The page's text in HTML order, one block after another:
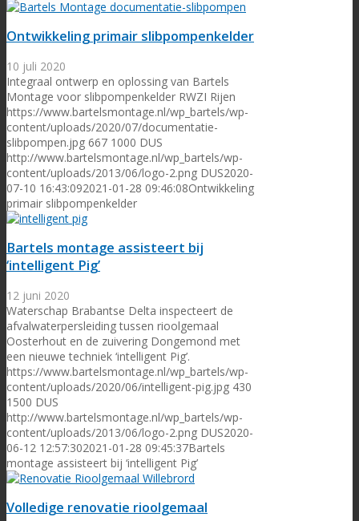
Ontwikkeling primair slibpompenkelder
10 juli 2020
Integraal ontwerp en oplossing van Bartels
Montage voor slibpompenkelder RWZI Rijen
https://www.bartelsmontage.nl/wp_bartels/wp-
content/uploads/2020/07/documentatie-
slibpompen.jpg 667 1000 DUS
http://www.bartelsmontage.nl/wp_bartels/wp-
content/uploads/2013/06/logo-2.png DUS2020-
07-10 16:43:092021-01-28 09:46:08Ontwikkeling
primair slibpompenkelder
Bartels montage assisteert bij
‘intelligent Pig’
12 juni 2020
Waterschap Brabantse Delta inspecteert de
afvalwaterpersleiding tussen rioolgemaal
Oosterhout en de zuivering Dongemond met
een nieuwe techniek ‘intelligent Pig’.
https://www.bartelsmontage.nl/wp_bartels/wp-
content/uploads/2020/06/intelligent-pig.jpg 430
1500 DUS
http://www.bartelsmontage.nl/wp_bartels/wp-
content/uploads/2013/06/logo-2.png DUS2020-
06-12 12:57:302021-01-28 09:45:37Bartels
montage assisteert bij ‘intelligent Pig’
Volledige renovatie rioolgemaal